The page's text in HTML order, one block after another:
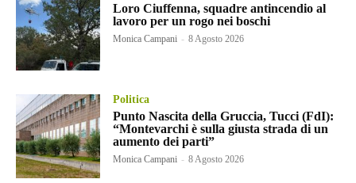
Loro Ciuffenna, squadre antincendio al
lavoro per un rogo nei boschi
Monica Campani - 8 Agosto 2026
Politica
Punto Nascita della Gruccia, Tucci (FdI):
“Montevarchi è sulla giusta strada di un
aumento dei parti”
Monica Campani - 8 Agosto 2026